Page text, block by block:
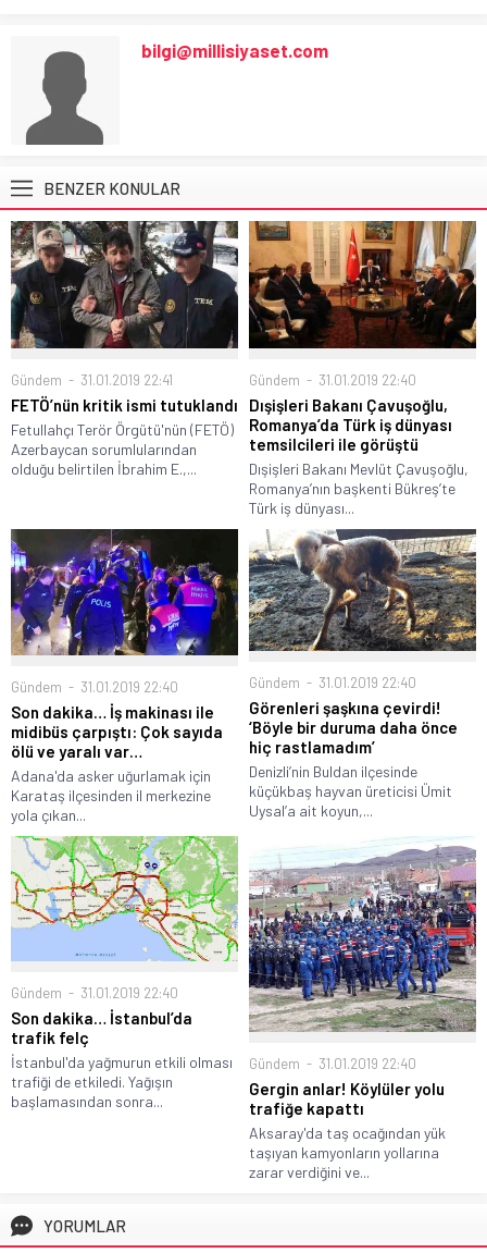
bilgi@millisiyaset.com
BENZER KONULAR
Gündem 31.01.2019 22:41
FETÖ’nün kritik ismi tutuklandı
Fetullahçı Terör Örgütü'nün (FETÖ)
Azerbaycan sorumlularından
olduğu belirtilen İbrahim E.,...
Gündem 31.01.2019 22:40
Dışişleri Bakanı Çavuşoğlu,
Romanya’da Türk iş dünyası
temsilcileri ile görüştü
Dışişleri Bakanı Mevlüt Çavuşoğlu,
Romanya’nın başkenti Bükreş’te
Türk iş dünyası...
Gündem 31.01.2019 22:40
Son dakika… İş makinası ile
midibüs çarpıştı: Çok sayıda
ölü ve yaralı var…
Adana'da asker uğurlamak için
Karataş ilçesinden il merkezine
yola çıkan...
Gündem 31.01.2019 22:40
Görenleri şaşkına çevirdi!
‘Böyle bir duruma daha önce
hiç rastlamadım’
Denizli’nin Buldan ilçesinde
küçükbaş hayvan üreticisi Ümit
Uysal’a ait koyun,...
Gündem 31.01.2019 22:40
Son dakika… İstanbul’da
trafik felç
İstanbul'da yağmurun etkili olması
trafiği de etkiledi. Yağışın
başlamasından sonra...
Gündem 31.01.2019 22:40
Gergin anlar! Köylüler yolu
trafiğe kapattı
Aksaray'da taş ocağından yük
taşıyan kamyonların yollarına
zarar verdiğini ve...
YORUMLAR